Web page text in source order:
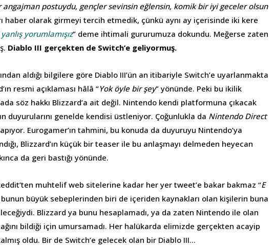
angajman postuydu, gençler sevinsin eğlensin, komik bir iyi geceler olsun
haber olarak girmeyi tercih etmedik, çünkü aynı ay içerisinde iki kere
yorumlamışız” deme ihtimali gururumuza dokundu. Meğerse zaten
Diablo III gerçekten de Switch’e geliyormuş.
aldığı bilgilere göre Diablo III’ün an itibariyle Switch’e uyarlanmakta
resmi açıklaması hâlâ “Yok öyle bir şey” yönünde. Peki bu ikilik
söz hakkı Blizzard’a ait değil. Nintendo kendi platformuna çıkacak
duyurularını genelde kendisi üstleniyor. Çoğunlukla da Nintendo Direct
Eurogamer’ın tahmini, bu konuda da duyuruyu Nintendo’ya
Blizzard’ın küçük bir teaser ile bu anlaşmayı delmeden heyecan
da geri bastığı yönünde.
muhtelif web sitelerine kadar her yer tweet’e bakar bakmaz “E
büyük sebeplerinden biri de içeriden kaynakları olan kişilerin buna
Blizzard ya bunu hesaplamadı, ya da zaten Nintendo ile olan
bildiği için umursamadı. Her halükarda elimizde gerçekten acayip
oldu. Bir de Switch’e gelecek olan bir Diablo III…